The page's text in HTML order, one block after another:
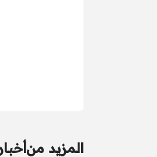
المزيد من